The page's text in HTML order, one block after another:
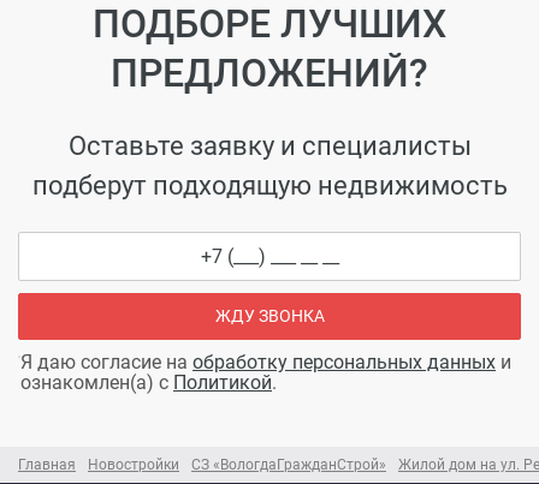
Главная Новостройки СЗ «ВологдаГражданСтрой» Жилой дом на ул.
ПОДБОРЕ ЛУЧШИХ
ПРЕДЛОЖЕНИЙ?
Оставьте заявку и специалисты
подберут подходящую недвижимость
ЖДУ ЗВОНКА
Я даю согласие на обработку персональных данных и
ознакомлен(а) с Политикой.